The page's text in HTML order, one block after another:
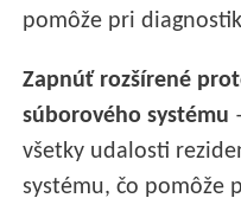
pomôže pri
Zapnúť rozšírené
súborového systému
všetky udalosti
systému, čo pomôže